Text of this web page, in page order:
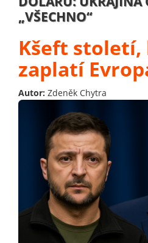
„VŠECHNO“
Kšeft
zaplatí
Autor: Zdeněk Chytra